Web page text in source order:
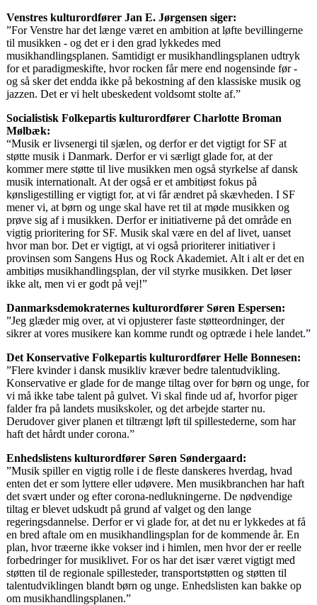
Venstres kulturordfører Jan E. Jørgensen siger:
”For Venstre har det længe været en ambition at løfte bevillingerne
til musikken - og det er i den grad lykkedes med
musikhandlingsplanen. Samtidigt er musikhandlingsplanen udtryk
for et paradigmeskifte, hvor rocken får mere end nogensinde før -
og så sker det endda ikke på bekostning af den klassiske musik og
jazzen. Det er vi helt ubeskedent voldsomt stolte af.”
Socialistisk Folkepartis kulturordfører Charlotte Broman
Mølbæk:
“Musik er livsenergi til sjælen, og derfor er det vigtigt for SF at
støtte musik i Danmark. Derfor er vi særligt glade for, at der
kommer mere støtte til live musikken men også styrkelse af dansk
musik internationalt. At der også er et ambitiøst fokus på
kønsligestilling er vigtigt for, at vi får ændret på skævheden. I SF
mener vi, at børn og unge skal have ret til at møde musikken og
prøve sig af i musikken. Derfor er initiativerne på det område en
vigtig prioritering for SF. Musik skal være en del af livet, uanset
hvor man bor. Det er vigtigt, at vi også prioriterer initiativer i
provinsen som Sangens Hus og Rock Akademiet. Alt i alt er det en
ambitiøs musikhandlingsplan, der vil styrke musikken. Det løser
ikke alt, men vi er godt på vej!”
Danmarksdemokraternes kulturordfører Søren Espersen:
”Jeg glæder mig over, at vi opjusterer faste støtteordninger, der
sikrer at vores musikere kan komme rundt og optræde i hele landet.”
Det Konservative Folkepartis kulturordfører Helle Bonnesen:
”Flere kvinder i dansk musikliv kræver bedre talentudvikling.
Konservative er glade for de mange tiltag over for børn og unge, for
vi må ikke tabe talent på gulvet. Vi skal finde ud af, hvorfor piger
falder fra på landets musikskoler, og det arbejde starter nu.
Derudover giver planen et tiltrængt løft til spillestederne, som har
haft det hårdt under corona.”
Enhedslistens kulturordfører Søren Søndergaard:
”Musik spiller en vigtig rolle i de fleste danskeres hverdag, hvad
enten det er som lyttere eller udøvere. Men musikbranchen har haft
det svært under og efter corona-nedlukningerne. De nødvendige
tiltag er blevet udskudt på grund af valget og den lange
regeringsdannelse. Derfor er vi glade for, at det nu er lykkedes at få
en bred aftale om en musikhandlingsplan for de kommende år. En
plan, hvor træerne ikke vokser ind i himlen, men hvor der er reelle
forbedringer for musiklivet. For os har det især været vigtigt med
støtten til de regionale spillesteder, transportstøtten og støtten til
talentudviklingen blandt børn og unge. Enhedslisten kan bakke op
om musikhandlingsplanen.”